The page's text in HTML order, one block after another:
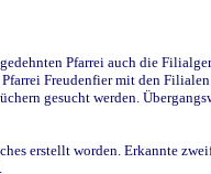
Pfarrei auch die
Freudenfier mit den
gesucht werden.
erstellt worden. Erkannte